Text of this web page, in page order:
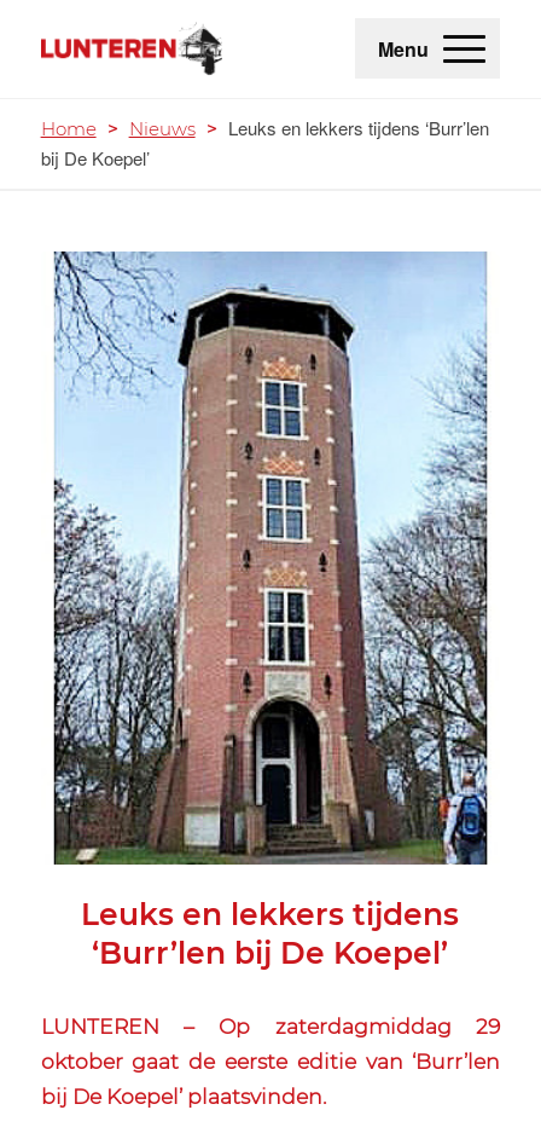
Menu
Home > Nieuws > Leuks en lekkers tijdens ‘Burr’len
bij De Koepel’
Leuks en lekkers tijdens
‘Burr’len bij De Koepel’
LUNTEREN – Op zaterdagmiddag 29
oktober gaat de eerste editie van ‘Burr’len
bij De Koepel’ plaatsvinden.